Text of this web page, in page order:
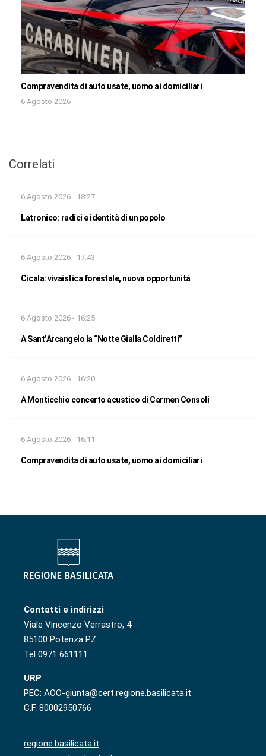
Compravendita di auto usate, uomo ai domiciliari
6 Agosto 2026
Correlati
6 Agosto 2026 - 18:27
Latronico: radici e identità di un popolo
6 Agosto 2026 - 17:43
Cicala: vivaistica forestale, nuova opportunità
6 Agosto 2026 - 16:25
A Sant’Arcangelo la “Notte Gialla Coldiretti”
6 Agosto 2026 - 16:20
A Monticchio concerto acustico di Carmen Consoli
6 Agosto 2026 - 16:11
Compravendita di auto usate, uomo ai domiciliari
Contatti e indirizzi
Viale Vincenzo Verrastro, 4
85100 Potenza PZ
Tel 0971 661111
URP
PEC: AOO-giunta@cert.regione.basilicata.it
C.F. 80002950766
regione.basilicata.it